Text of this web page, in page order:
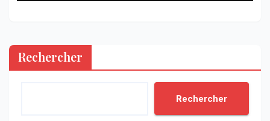
Rechercher
Rechercher